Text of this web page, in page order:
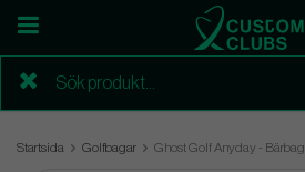
Startsida Golfbagar Ghost Golf Anyday - Bärbag